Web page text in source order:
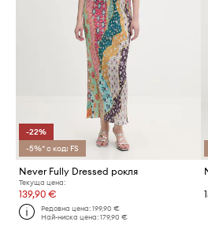
-22%
-5%* с код: FS
Never Fully Dressed рокля
Текуща цена:
139,90 €
Редовна цена:199,90 €
Най-ниска цена:179,90 €